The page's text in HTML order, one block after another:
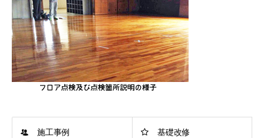
施工事例 基礎改修